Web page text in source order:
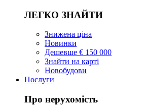
ЛЕГКО ЗНАЙТИ
Знижена ціна
Новинки
Дешевше € 150 000
Знайти на карті
Новобудови
Послуги
Про нерухомість